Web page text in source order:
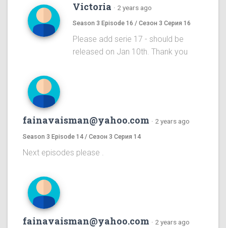
Victoria · 2 years ago
Season 3 Episode 16 / Сезон 3 Серия 16
Please add serie 17 - should be
released on Jan 10th. Thank you
fainavaisman@yahoo.com · 2 years ago
Season 3 Episode 14 / Сезон 3 Серия 14
Next episodes please .
fainavaisman@yahoo.com · 2 years ago